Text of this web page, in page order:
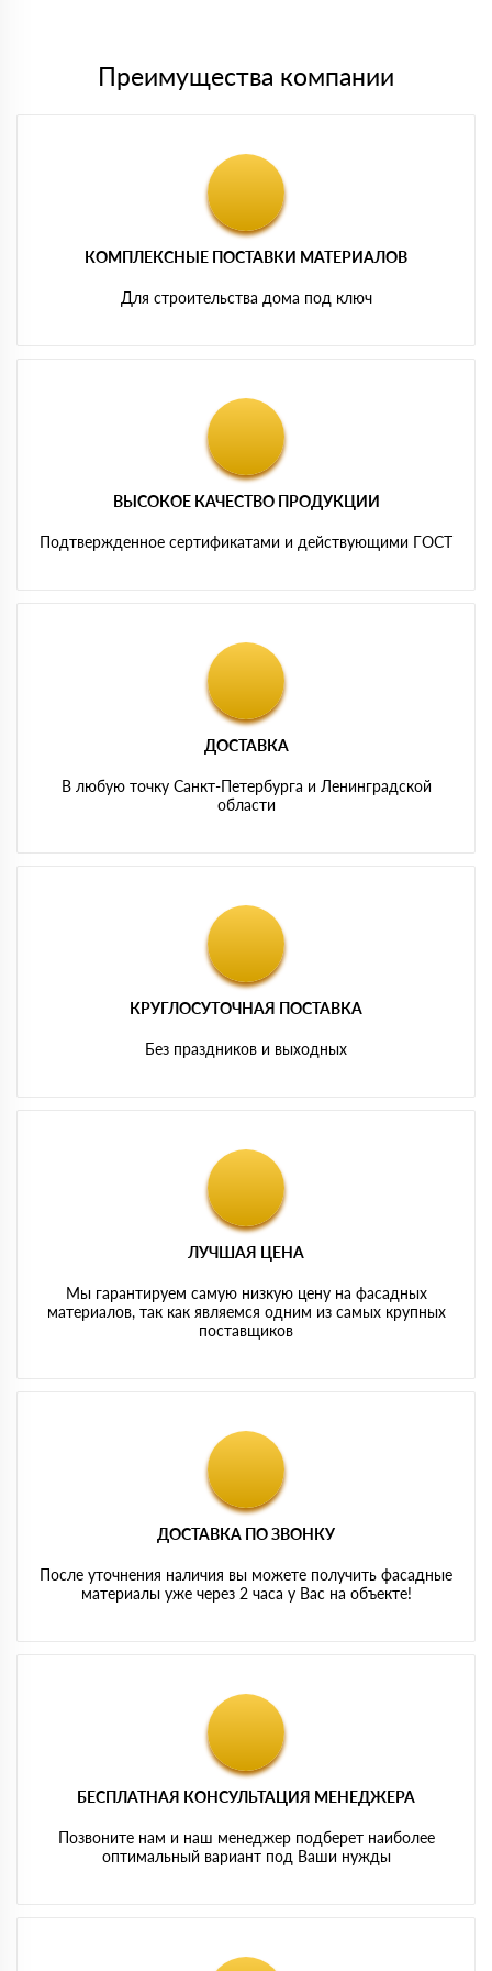
Преимущества компании
КОМПЛЕКСНЫЕ ПОСТАВКИ МАТЕРИАЛОВ
Для строительства дома под ключ
ВЫСОКОЕ КАЧЕСТВО ПРОДУКЦИИ
Подтвержденное сертификатами и действующими ГОСТ
ДОСТАВКА
В любую точку Санкт-Петербурга и Ленинградской
области
КРУГЛОСУТОЧНАЯ ПОСТАВКА
Без праздников и выходных
ЛУЧШАЯ ЦЕНА
Мы гарантируем самую низкую цену на фасадных
материалов, так как являемся одним из самых крупных
поставщиков
ДОСТАВКА ПО ЗВОНКУ
После уточнения наличия вы можете получить фасадные
материалы уже через 2 часа у Вас на объекте!
БЕСПЛАТНАЯ КОНСУЛЬТАЦИЯ МЕНЕДЖЕРА
Позвоните нам и наш менеджер подберет наиболее
оптимальный вариант под Ваши нужды